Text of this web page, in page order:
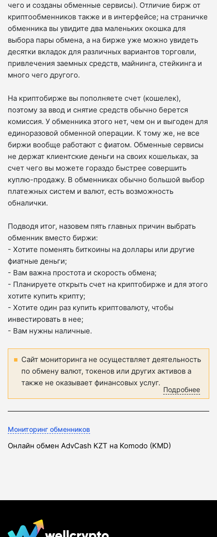
чего и созданы обменные сервисы). Отличие бирж от
криптообменников также и в интерфейсе; на страничке
обменника вы увидите два маленьких окошка для
выбора пары обмена, а на бирже уже можно увидеть
десятки вкладок для различных вариантов торговли,
привлечения заемных средств, майнинга, стейкинга и
много чего другого.
На криптобирже вы пополняете счет (кошелек),
поэтому за ввод и снятие средств обычно берется
комиссия. У обменника этого нет, чем он и выгоден для
единоразовой обменной операции. К тому же, не все
биржи вообще работают с фиатом. Обменные сервисы
не держат клиентские деньги на своих кошельках, за
счет чего вы можете гораздо быстрее совершить
куплю-продажу. В обменниках обычно большой выбор
платежных систем и валют, есть возможность
обналички.
Подводя итог, назовем пять главных причин выбрать
обменник вместо биржи:
- Хотите поменять биткоины на доллары или другие
фиатные деньги;
- Вам важна простота и скорость обмена;
- Планируете открыть счет на криптобирже и для этого
хотите купить крипту;
- Хотите один раз купить криптовалюту, чтобы
инвестировать в нее;
- Вам нужны наличные.
Сайт мониторинга не осуществляет деятельность
по обмену валют, токенов или других активов а
также не оказывает финансовых услуг.
Подробнее
Мониторинг обменников
Онлайн обмен AdvCash KZT на Komodo (KMD)